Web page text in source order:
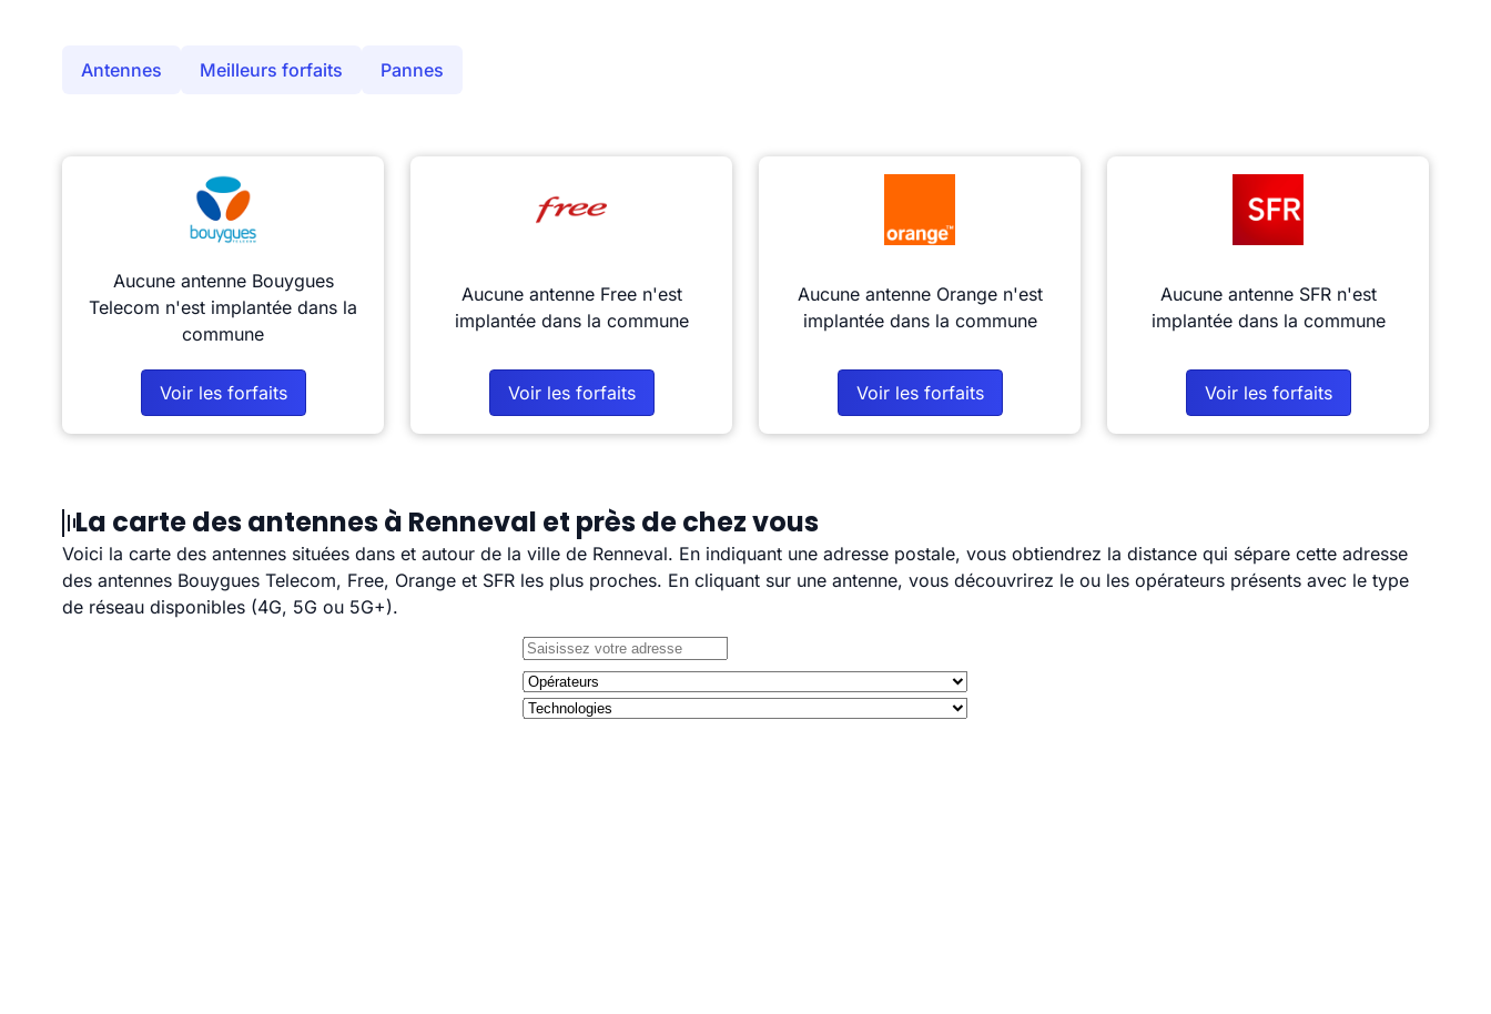
Antennes Meilleurs forfaits Pannes
Aucune antenne Bouygues
Telecom n'est implantée dans la
commune
Voir les forfaits
Aucune antenne Free n'est
implantée dans la commune
Voir les forfaits
Aucune antenne Orange n'est
implantée dans la commune
Voir les forfaits
Aucune antenne SFR n'est
implantée dans la commune
Voir les forfaits
La carte des antennes à Renneval et près de chez vous
Voici la carte des antennes situées dans et autour de la ville de Renneval. En indiquant une adresse postale, vous obtiendrez la distance qui sépare cette adresse
des antennes Bouygues Telecom, Free, Orange et SFR les plus proches. En cliquant sur une antenne, vous découvrirez le ou les opérateurs présents avec le type
de réseau disponibles (4G, 5G ou 5G+).